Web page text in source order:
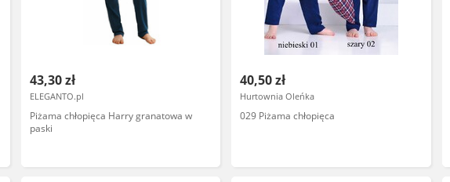
43,30 zł
ELEGANTO.pl
Piżama chłopięca Harry granatowa w
paski
40,50 zł
Hurtownia Oleńka
029 Piżama chłopięca